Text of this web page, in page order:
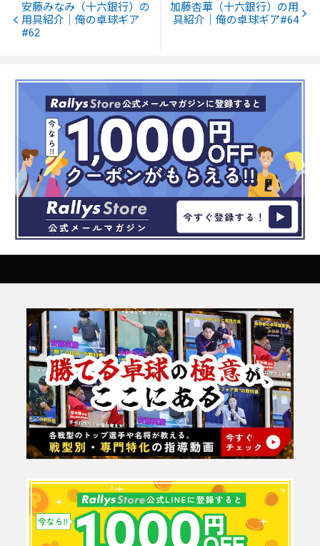
安藤みなみ（十六銀行）の
用具紹介｜俺の卓球ギア
#62
加藤杏華（十六銀行）の用
具紹介｜俺の卓球ギア#64